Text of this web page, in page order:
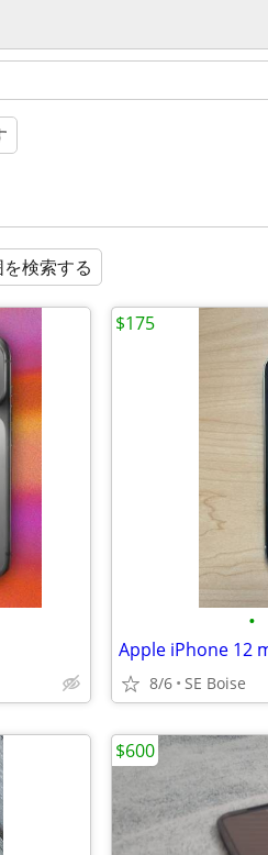
検索する
•
Apple iPhone 12
8/6 SE Boise
$175
$600